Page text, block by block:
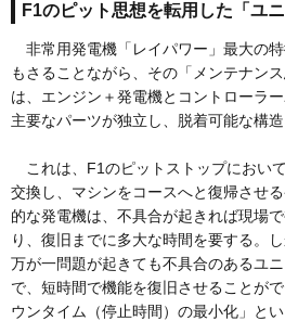
F1のピット思想を転用した「ユニ
非常用発電機「レイパワー」最大の
もさることながら、その「メンテナン
は、エンジン＋発電機とコントローラ
主要なパーツが独立し、脱着可能な構造
これは、F1のピットストップにおい
交換し、マシンをコースへと復帰させ
的な発電機は、不具合が起きれば現場
り、復旧までに多大な時間を要する。
万が一問題が起きても不具合のあるユ
で、短時間で機能を復旧させることが
ウンタイム（停止時間）の最小化」と